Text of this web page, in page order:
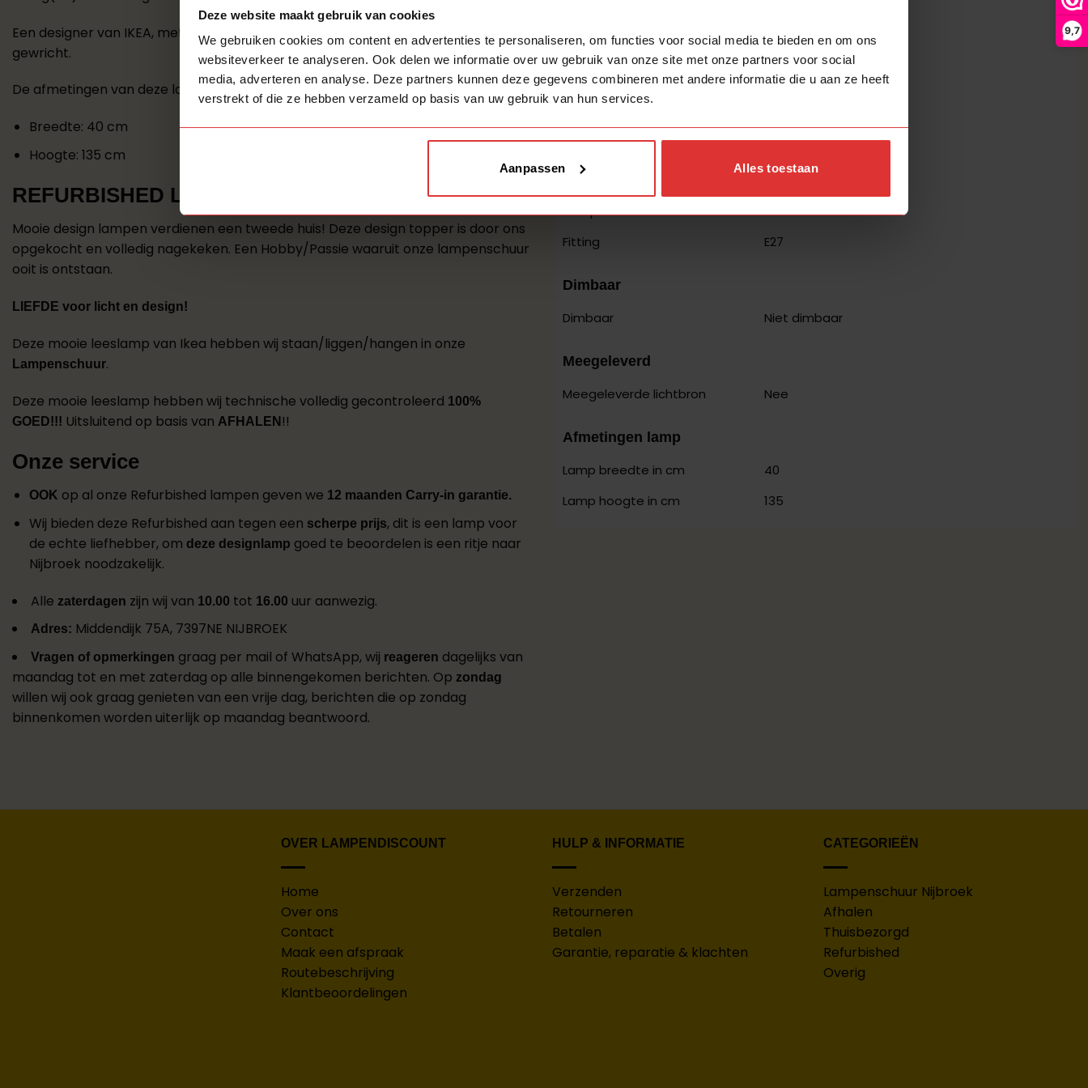
9,7
Deze website maakt gebruik van cookies
We gebruiken cookies om content en advertenties te personaliseren, om functies voor social media te bieden en om ons
websiteverkeer te analyseren. Ook delen we informatie over uw gebruik van onze site met onze partners voor social
media, adverteren en analyse. Deze partners kunnen deze gegevens combineren met andere informatie die u aan ze heeft
verstrekt of die ze hebben verzameld op basis van uw gebruik van hun services.
Aanpassen Alles toestaan
Een designer van IKEA, met klassiek glazen kap en verstelbaar middels kogel
gewricht.
De afmetingen van deze lamp zijn:
Breedte: 40 cm
Hoogte: 135 cm
REFURBISHED LAMPEN
Mooie design lampen verdienen een tweede huis! Deze design topper is door ons
opgekocht en volledig nagekeken. Een Hobby/Passie waaruit onze lampenschuur
ooit is ontstaan.
LIEFDE voor licht en design!
Deze mooie leeslamp van Ikea hebben wij staan/liggen/hangen in onze
Lampenschuur.
Deze mooie leeslamp hebben wij technische volledig gecontroleerd 100%
GOED!!! Uitsluitend op basis van AFHALEN !!
Onze service
OOK op al onze Refurbished lampen geven we 12 maanden Carry-in garantie.
Wij bieden deze Refurbished aan tegen een scherpe prijs, dit is een lamp voor
de echte liefhebber, om deze designlamp goed te beoordelen is een ritje naar
Nijbroek noodzakelijk.
Alle zaterdagen zijn wij van 10.00 tot 16.00 uur aanwezig.
Adres: Middendijk 75A, 7397NE NIJBROEK
Vragen of opmerkingen graag per mail of WhatsApp, wij reageren dagelijks van
maandag tot en met zaterdag op alle binnengekomen berichten. Op zondag
willen wij ook graag genieten van een vrije dag, berichten die op zondag
binnenkomen worden uiterlijk op maandag beantwoord.
Over het design
Kleur
Staal
Materiaal
Over het licht
Lichtpunten
1
Fitting
E27
Dimbaar
Dimbaar Niet dimbaar
Meegeleverd
Meegeleverde lichtbron Nee
Afmetingen lamp
Lamp breedte in cm
40
Lamp hoogte in cm
135
OVER LAMPENDISCOUNT
Home
Over ons
Contact
Maak een afspraak
Routebeschrijving
Klantbeoordelingen
HULP & INFORMATIE
Verzenden
Retourneren
Betalen
Garantie, reparatie & klachten
CATEGORIEËN
Lampenschuur Nijbroek
Afhalen
Thuisbezorgd
Refurbished
Overig